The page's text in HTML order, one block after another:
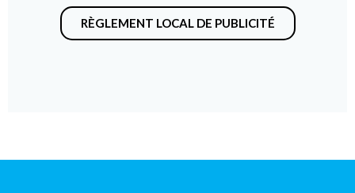
RÈGLEMENT LOCAL DE PUBLICITÉ